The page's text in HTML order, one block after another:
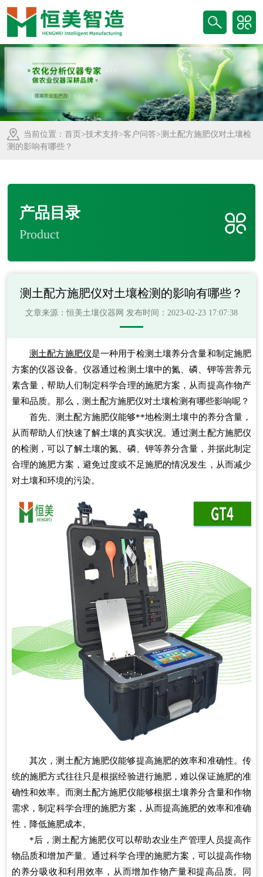
当前位置： 首页 >技术支持>客户问答>测土配方施肥仪对土壤检
测的影响有哪些？
产品目录
Product
测土配方施肥仪对土壤检测的影响有哪些？
文章来源：恒美土壤仪器网 发布时间：2023-02-23 17:07:38
测土配方施肥仪是一种用于检测土壤养分含量和制定施肥
方案的仪器设备。仪器通过检测土壤中的氮、磷、钾等营养元
素含量，帮助人们制定科学合理的施肥方案，从而提高作物产
量和品质。那么，测土配方施肥仪对土壤检测有哪些影响呢？
首先、测土配方施肥仪能够**地检测土壤中的养分含量，
从而帮助人们快速了解土壤的真实状况。通过测土配方施肥仪
的检测，可以了解土壤的氮、磷、钾等养分含量，并据此制定
合理的施肥方案，避免过度或不足施肥的情况发生，从而减少
对土壤和环境的污染。
其次，测土配方施肥仪能够提高施肥的效率和准确性。传
统的施肥方式往往只是根据经验进行施肥，难以保证施肥的准
确性和效率。而测土配方施肥仪能够根据土壤养分含量和作物
需求，制定科学合理的施肥方案，从而提高施肥的效率和准确
性，降低施肥成本。
*后，测土配方施肥仪可以帮助农业生产管理人员提高作
物品质和增加产量。通过科学合理的施肥方案，可以提高作物
的养分吸收和利用效率，从而增加作物产量和提高品质。同